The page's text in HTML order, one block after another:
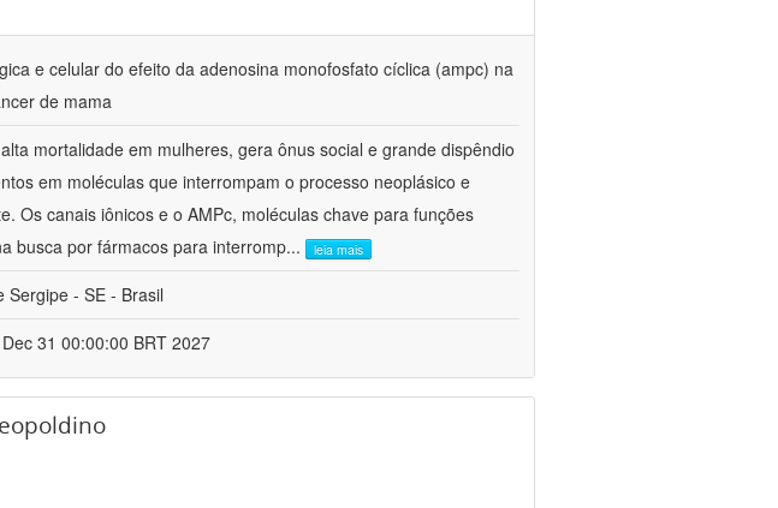
e celular do efeito da adenosina monofosfato cíclica (ampc) na
de mama
mortalidade em mulheres, gera ônus social e grande dispêndio
em moléculas que interrompam o processo neoplásico e
Os canais iônicos e o AMPc, moléculas chave para funções
busca por fármacos para interromp... leia mais
Sergipe - SE - Brasil
31 00:00:00 BRT 2027